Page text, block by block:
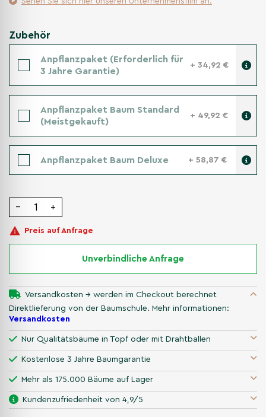
Zubehör
Anpflanzpaket (Erforderlich für
3 Jahre Garantie)
+ 34,92 €
Anpflanzpaket Baum Standard
(Meistgekauft)
+ 49,92 €
Anpflanzpaket Baum Deluxe + 58,87 €
− +
Preis auf Anfrage
Unverbindliche Anfrage
Versandkosten → werden im Checkout berechnet
Direktlieferung von der Baumschule. Mehr informationen:
Versandkosten
Nur Qualitätsbäume in Topf oder mit Drahtballen
Kostenlose 3 Jahre Baumgarantie
Mehr als 175.000 Bäume auf Lager
Kundenzufriedenheit von 4,9/5